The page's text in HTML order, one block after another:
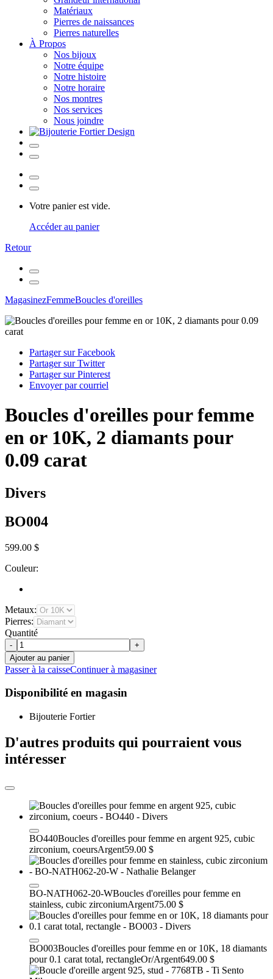
Matériaux
Pierres de naissances
Pierres naturelles
À Propos
Nos bijoux
Notre équipe
Notre histoire
Notre horaire
Nos montres
Nos services
Nous joindre
Votre panier est vide.
Accéder au panier
Retour
MagasinezFemmeBoucles d'oreilles
Partager sur Facebook
Partager sur Twitter
Partager sur Pinterest
Envoyer par courriel
Boucles d'oreilles pour femme
en or 10K, 2 diamants pour
0.09 carat
Divers
BO004
599.00 $
Couleur:
Metaux:
Pierres:
Quantité
-
+
Ajouter au panier
Passer à la caisseContinuer à magasiner
Disponibilité en magasin
Bijouterie Fortier
D'autres produits qui pourraient vous
intéresser
BO440Boucles d'oreilles pour femme en argent 925, cubic
zirconium, coeursArgent59.00 $
BO-NATH062-20-WBoucles d'oreilles pour femme en
stainless, cubic zirconiumArgent75.00 $
BO003Boucles d'oreilles pour femme en or 10K, 18 diamants
pour 0.1 carat total, rectangleOr/Argent649.00 $